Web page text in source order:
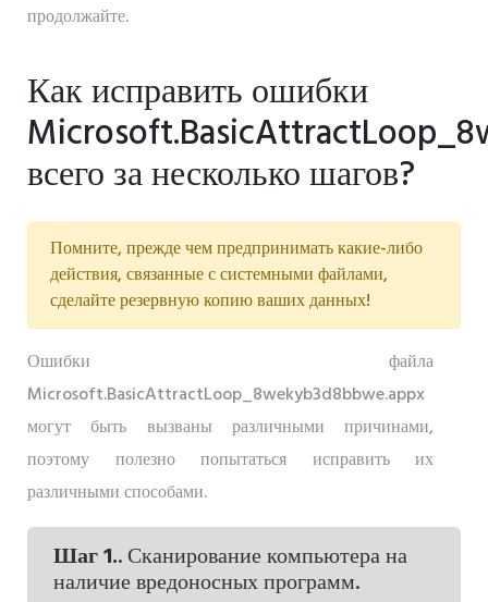
продолжайте.
Как исправить ошибки
всего за несколько шагов?
Помните, прежде чем предпринимать какие-либо
действия, связанные с системными файлами,
сделайте резервную копию ваших данных!
Ошибки файла
Microsoft.BasicAttractLoop_8wekyb3d8bbwe.appx
могут быть вызваны различными причинами,
поэтому полезно попытаться исправить их
различными способами.
Шаг 1.. Сканирование компьютера на
наличие вредоносных программ.